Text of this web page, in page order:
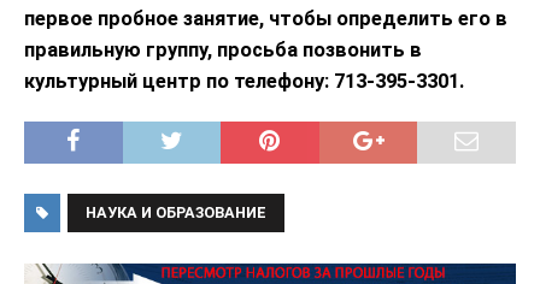
первое пробное занятие, чтобы определить его в
правильную группу, просьба позвонить в
культурный центр по телефону: 713-395-3301.
НАУКА И ОБРАЗОВАНИЕ